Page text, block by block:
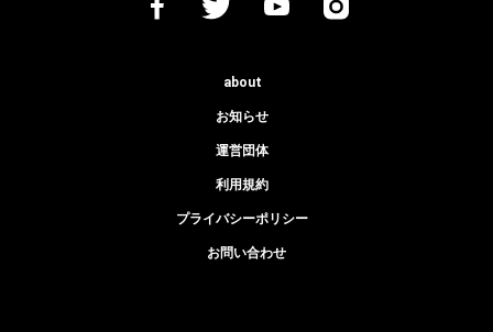
about
お知らせ
運営団体
利用規約
プライバシーポリシー
お問い合わせ